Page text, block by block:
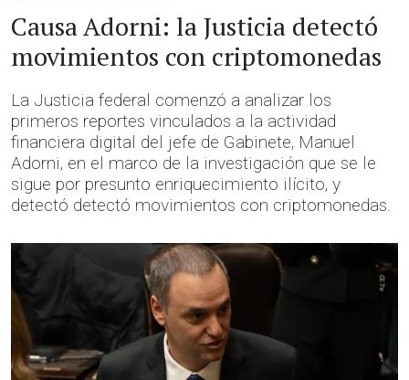
Causa Adorni: la Justicia detectó
movimientos con criptomonedas
La Justicia federal comenzó a analizar los
primeros reportes vinculados a la actividad
financiera digital del jefe de Gabinete, Manuel
Adorni, en el marco de la investigación que se le
sigue por presunto enriquecimiento ilícito, y
detectó detectó movimientos con criptomonedas.